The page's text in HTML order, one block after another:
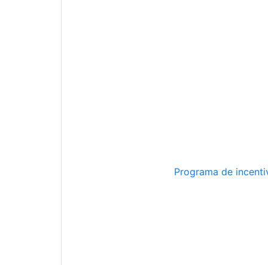
Programa de